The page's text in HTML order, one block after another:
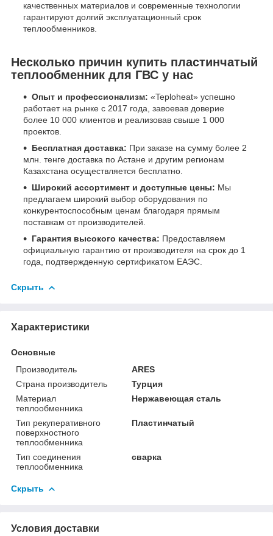
качественных материалов и современные технологии
гарантируют долгий эксплуатационный срок
теплообменников.
Несколько причин купить пластинчатый
теплообменник для ГВС у нас
Опыт и профессионализм: «Teploheat» успешно
работает на рынке с 2017 года, завоевав доверие
более 10 000 клиентов и реализовав свыше 1 000
проектов.
Бесплатная доставка: При заказе на сумму более 2
млн. тенге доставка по Астане и другим регионам
Казахстана осуществляется бесплатно.
Широкий ассортимент и доступные цены: Мы
предлагаем широкий выбор оборудования по
конкурентоспособным ценам благодаря прямым
поставкам от производителей.
Гарантия высокого качества: Предоставляем
официальную гарантию от производителя на срок до 1
года, подтвержденную сертификатом ЕАЭС.
Скрыть
Характеристики
Основные
Производитель
ARES
Страна производитель
Турция
Материал
теплообменника
Нержавеющая сталь
Тип рекуперативного
поверхностного
теплообменника
Пластинчатый
Тип соединения
теплообменника
сварка
Скрыть
Условия доставки